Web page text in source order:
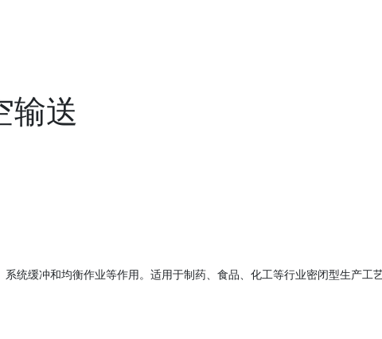
输送
统缓冲和均衡作业等作用。适用于制药、食品、化工等行业密闭型生产工